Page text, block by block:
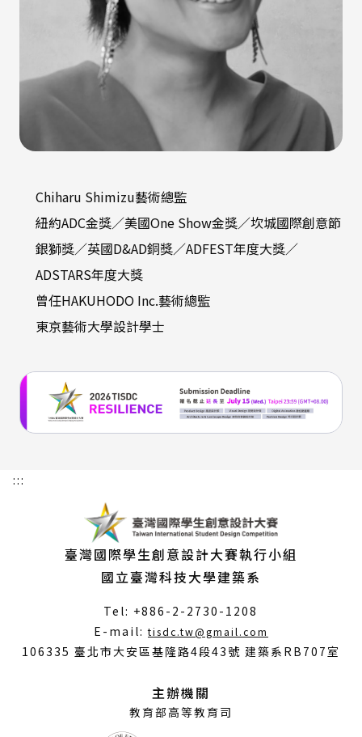
Chiharu Shimizu藝術總監
紐約ADC金獎／美國One Show金獎／坎城國際創意節
銀獅獎／英國D&AD銅獎／ADFEST年度大獎／
ADSTARS年度大獎
曾任HAKUHODO Inc.藝術總監
東京藝術大學設計學士
:::
臺灣國際學生創意設計大賽執行小組
國立臺灣科技大學建築系
Tel: +886-2-2730-1208
E-mail:tisdc.tw@gmail.com
開
106335 臺北市大安區基隆路4段43號 建築系RB707室
主辦機關
教育部高等教育司